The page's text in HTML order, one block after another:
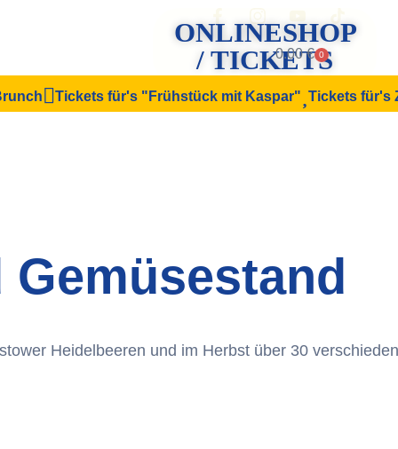
0.00€ 0
ONLINESHOP
/ TICKETS
Tickets für's "Frühstück mit Kaspar" Tickets für's
Heidelbeeren und im Herbst über 30